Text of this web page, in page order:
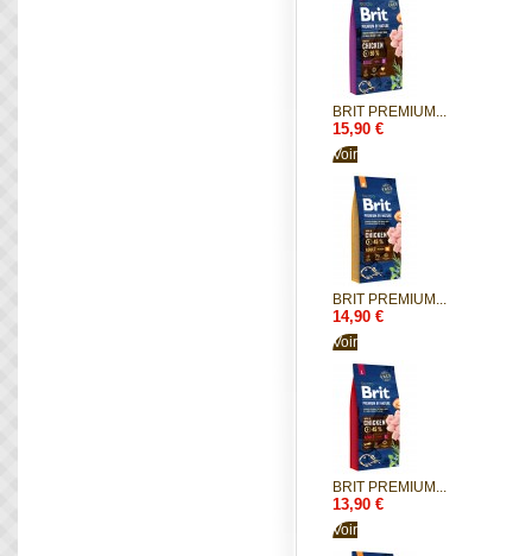
BRIT PREMIUM...
15,90 €
Voir
BRIT PREMIUM...
14,90 €
Voir
BRIT PREMIUM...
13,90 €
Voir